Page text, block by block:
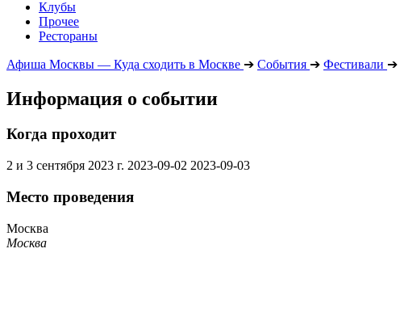
Клубы
Прочее
Рестораны
Афиша Москвы — Куда сходить в Москве ➔ События ➔ Фестивали ➔
Информация о событии
Когда проходит
2 и 3 сентября 2023 г. 2023-09-02 2023-09-03
Место проведения
Москва
Москва